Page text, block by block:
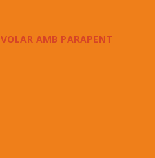
VOLAR AMB PARAPENT